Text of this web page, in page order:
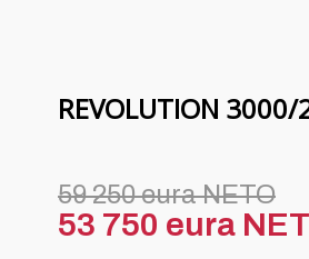
REVOLUTION 3000/
59 250 eura NETO
53 750 eura